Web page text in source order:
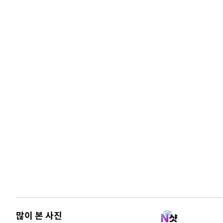
많이 본 사진